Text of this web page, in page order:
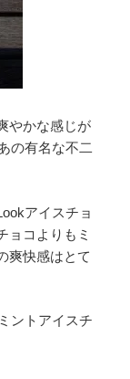
やかな感じが
の有名な不二
アイスチョ
ョコよりもミ
爽快感はとて
ントアイスチ